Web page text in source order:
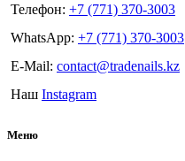
Телефон: +7 (771) 370-3003
WhatsApp: +7 (771) 370-3003
E-Mail: contact@tradenails.kz
Наш Instagram
Меню